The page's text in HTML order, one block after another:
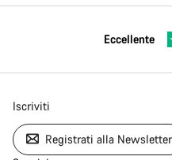
Eccellente
Iscriviti
Registrati alla Newsletter